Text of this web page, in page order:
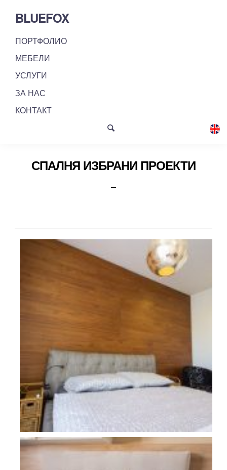
BLUEFOX
ПОРТФОЛИО
МЕБЕЛИ
УСЛУГИ
ЗА НАС
КОНТАКТ
СПАЛНЯ ИЗБРАНИ ПРОЕКТИ